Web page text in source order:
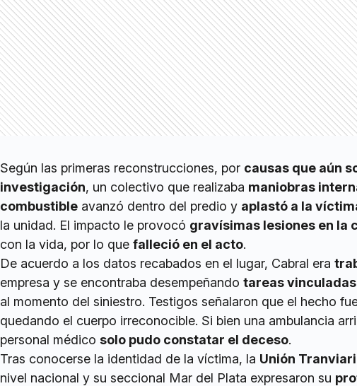
Según las primeras reconstrucciones, por causas que aún
investigación, un colectivo que realizaba maniobras
combustible avanzó dentro del predio y aplastó a la
la unidad. El impacto le provocó gravísimas lesiones en la
con la vida, por lo que falleció en el acto.
De acuerdo a los datos recabados en el lugar, Cabral era
empresa y se encontraba desempeñando tareas
al momento del siniestro. Testigos señalaron que el hecho
quedando el cuerpo irreconocible. Si bien una ambulancia
personal médico solo pudo constatar el deceso.
Tras conocerse la identidad de la víctima, la Unión
nivel nacional y su seccional Mar del Plata expresaron su